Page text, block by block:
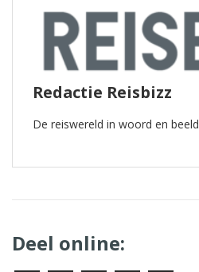
Redactie Reisbizz
De reiswereld in woord en beeld
Deel online: